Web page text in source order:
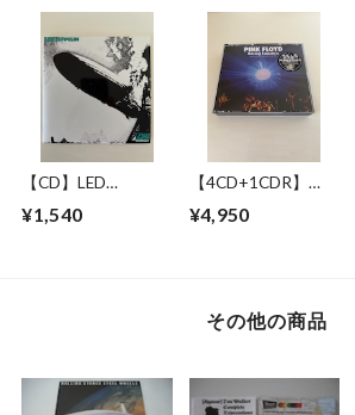
CASSETTES
JUNE 1993
【CD】LED
ZEPPELIN
¥1,540
【4CD+1CDR】
RAVING LUNATICS
¥4,950
その他の商品